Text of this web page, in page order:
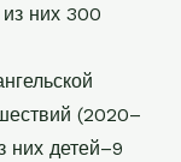
из них 300
(2020–
них детей–9